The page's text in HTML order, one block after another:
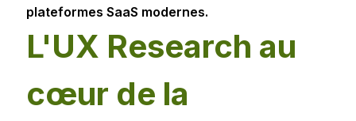
plateformes SaaS modernes.
L'UX Research au
cœur de la